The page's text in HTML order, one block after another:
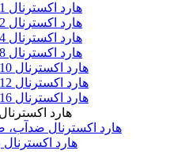
هارد اکسترنال 1 ترابایت
هارد اکسترنال 2 ترابایت
هارد اکسترنال 4 ترابایت
هارد اکسترنال 8 ترابایت
هارد اکسترنال 10 ترابایت
هارد اکسترنال 12 ترابایت
هارد اکسترنال 16 ترابایت
هارد
هارد اکسترنال ضدآب،
هارد